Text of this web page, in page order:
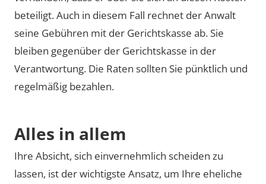
beteiligt. Auch in diesem Fall rechnet der Anwalt
seine Gebühren mit der Gerichtskasse ab. Sie
bleiben gegenüber der Gerichtskasse in der
Verantwortung. Die Raten sollten Sie pünktlich und
regelmäßig bezahlen.
Alles in allem
Ihre Absicht, sich einvernehmlich scheiden zu
lassen, ist der wichtigste Ansatz, um Ihre eheliche